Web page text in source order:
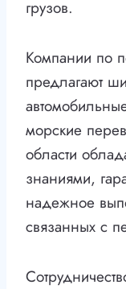
грузов.
Компании по
предлагают
морские
области
знаниями,
надежное
связанных с